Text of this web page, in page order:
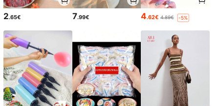
2.65€ 7.99€ 4.62€ 4.89€ -5%